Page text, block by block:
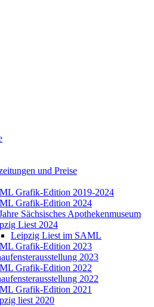
und Preise
Grafik-Edition 2019-2024
Grafik-Edition 2024
Sächsisches Apothekenmuseum
Liest 2024
Leipzig Liest im SAML
Grafik-Edition 2023
2023
Grafik-Edition 2022
2022
Grafik-Edition 2021
liest 2020